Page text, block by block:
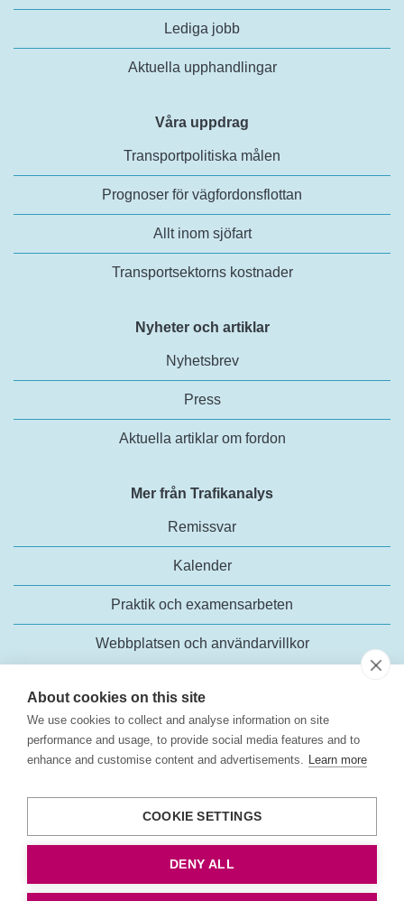
About cookies on this site
We use cookies to collect and analyse information on site
performance and usage, to provide social media features and to
enhance and customise content and advertisements. Learn more
COOKIE SETTINGS
DENY ALL
Lediga jobb
Aktuella upphandlingar
Våra uppdrag
Transportpolitiska målen
Prognoser för vägfordonsflottan
Allt inom sjöfart
Transportsektorns kostnader
Nyheter och artiklar
Nyhetsbrev
Press
Aktuella artiklar om fordon
Mer från Trafikanalys
Remissvar
Kalender
Praktik och examensarbeten
Webbplatsen och användarvillkor
Rosenlundsgatan 54
118 63 Stockholm
+46 (0)10-414 42 00